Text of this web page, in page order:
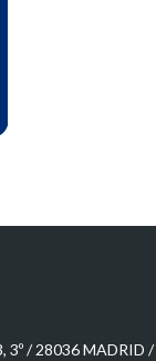
3º / 28036 MADRID /